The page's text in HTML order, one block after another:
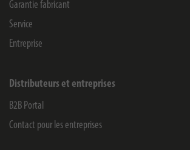
Garantie fabricant
Service
Entreprise
Distributeurs et entreprises
B2B Portal
Contact pour les entreprises